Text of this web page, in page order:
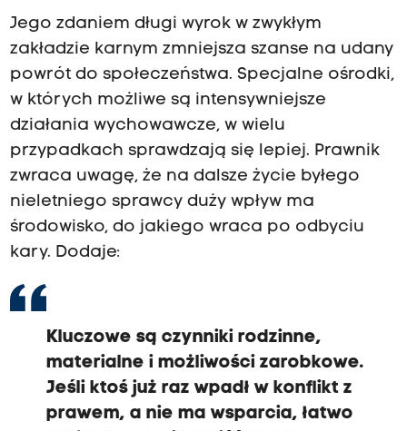
Jego zdaniem długi wyrok w zwykłym
zakładzie karnym zmniejsza szanse na udany
powrót do społeczeństwa. Specjalne ośrodki,
w których możliwe są intensywniejsze
działania wychowawcze, w wielu
przypadkach sprawdzają się lepiej. Prawnik
zwraca uwagę, że na dalsze życie byłego
nieletniego sprawcy duży wpływ ma
środowisko, do jakiego wraca po odbyciu
kary. Dodaje:
Kluczowe są czynniki rodzinne,
materialne i możliwości zarobkowe.
Jeśli ktoś już raz wpadł w konflikt z
prawem, a nie ma wsparcia, łatwo